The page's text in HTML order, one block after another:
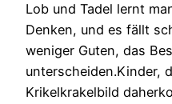
Lob und Tadel lernt
Denken, und es fällt
weniger Guten, das
unterscheiden.Kinder,
Krikelkrakelbild